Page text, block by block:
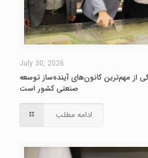
July 30, 2026
از مهم‌ترین کانون‌های آینده‌ساز توسعه
صنعتی کشور است
ادامه مطلب